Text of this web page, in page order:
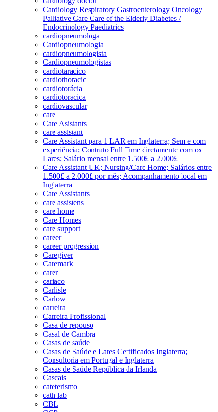
Cardiology Respiratory Gastroenterology Oncology
Palliative Care Care of the Elderly Diabetes /
Endocrinology Paediatrics
cardiopneumologa
Cardiopneumologia
cardiopneumologista
Cardiopneumologistas
cardiotaracico
cardiothoracic
cardiotorácia
cardiotoracica
cardiovascular
care
Care Asistants
care assistant
Care Assistant para 1 LAR em Inglaterra; Sem e com
experiência; Contrato Full Time diretamente com os
Lares; Salário mensal entre 1.500£ a 2.000£
Care Assistant UK; Nursing/Care Home; Salários entre
1.500£ a 2.000£ por mês; Acompanhamento local em
Inglaterra
Care Assistants
care assistens
care home
Care Homes
care support
career
career progression
Caregiver
Caremark
carer
cariaco
Carlisle
Carlow
carreira
Carreira Profissional
Casa de repouso
Casal de Cambra
Casas de saúde
Casas de Saúde e Lares Certificados Inglaterra;
Consultoria em Portugal e Inglaterra
Casas de Saúde República da Irlanda
Cascais
cateterismo
cath lab
CBL